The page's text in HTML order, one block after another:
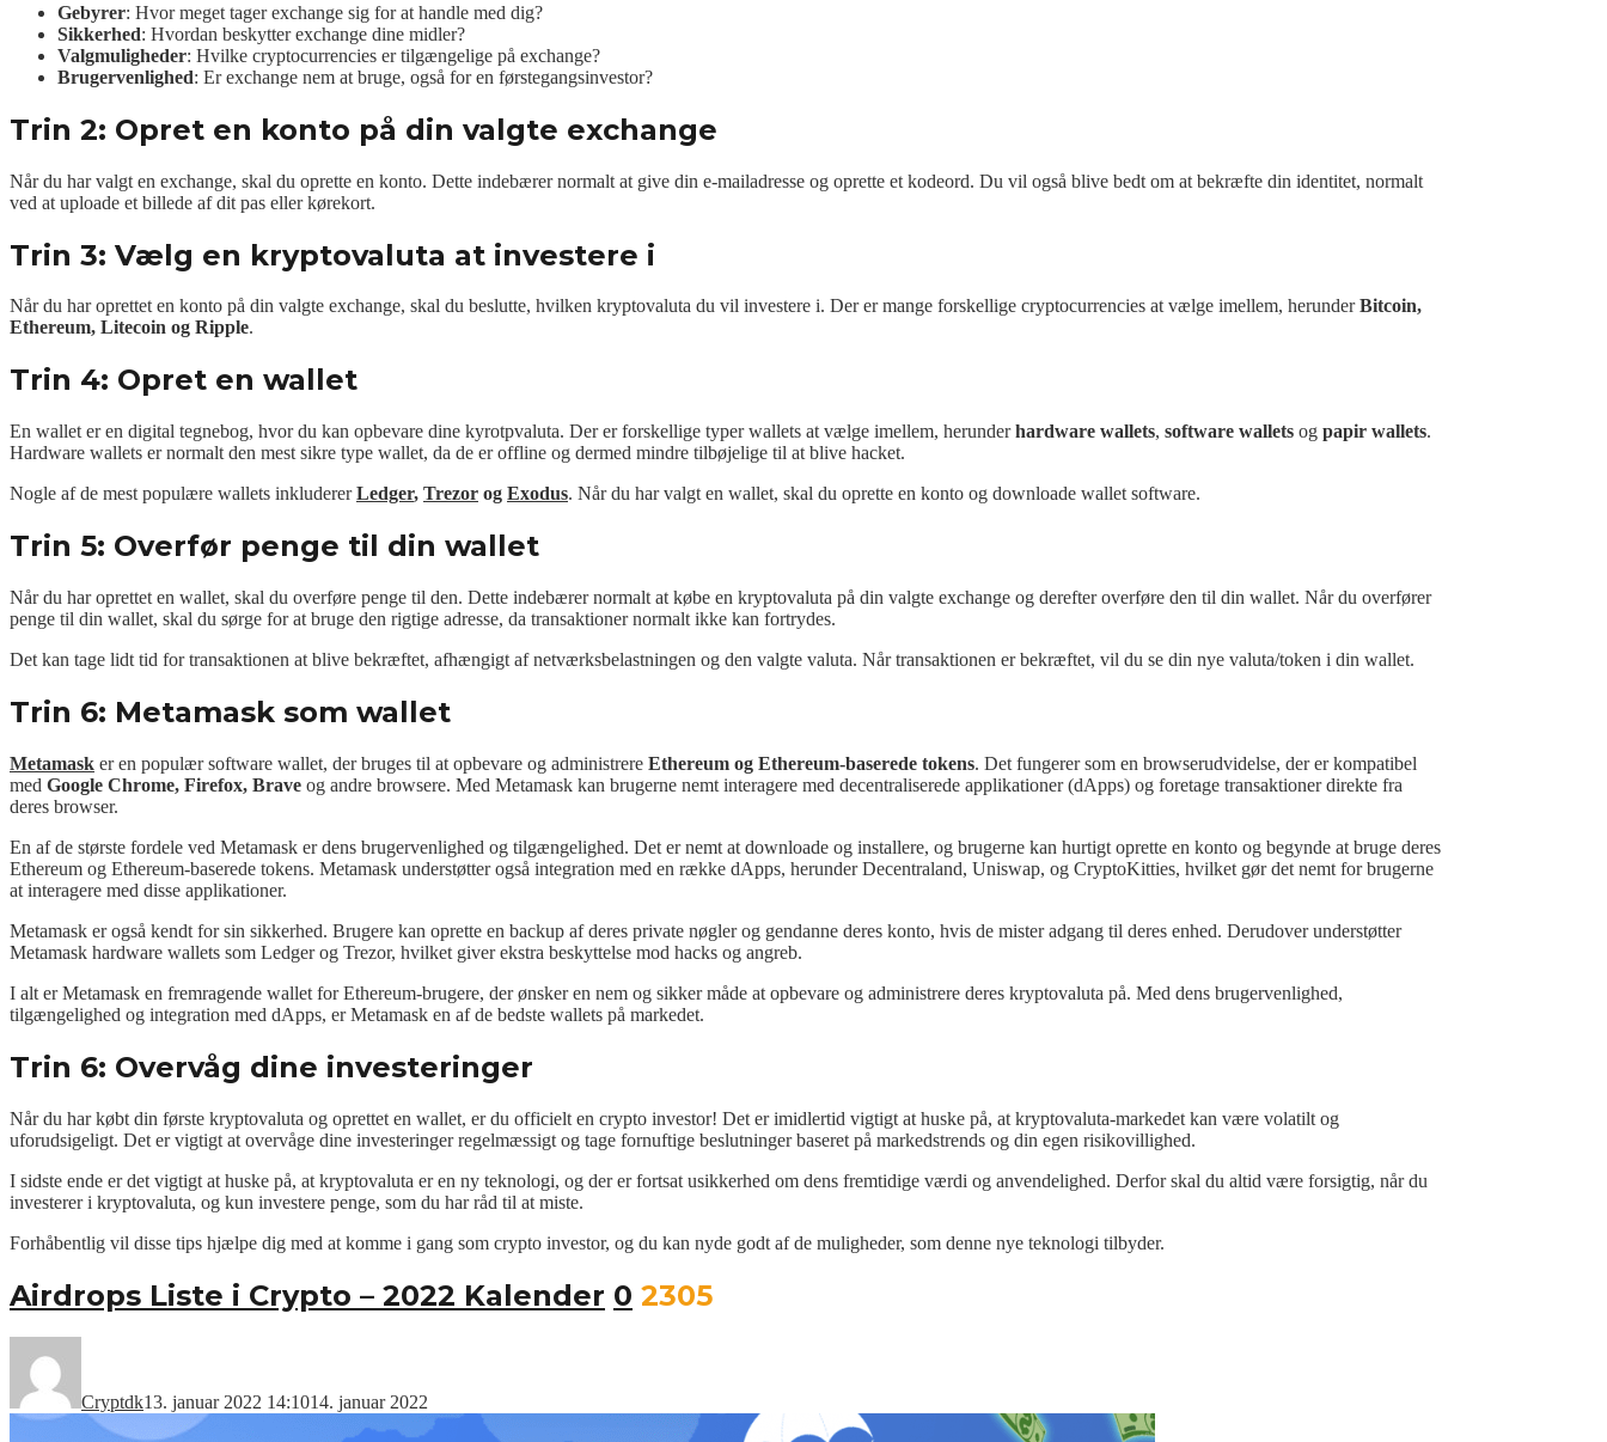
Gebyrer: Hvor meget tager exchange sig for at handle med dig?
Sikkerhed: Hvordan beskytter exchange dine midler?
Valgmuligheder: Hvilke cryptocurrencies er tilgængelige på exchange?
Brugervenlighed: Er exchange nem at bruge, også for en førstegangsinvestor?
Trin 2: Opret en konto på din valgte exchange
Når du har valgt en exchange, skal du oprette en konto. Dette indebærer normalt at give din e-mailadresse og oprette et kodeord. Du vil også blive bedt om at bekræfte din identitet, normalt
ved at uploade et billede af dit pas eller kørekort.
Trin 3: Vælg en kryptovaluta at investere i
Når du har oprettet en konto på din valgte exchange, skal du beslutte, hvilken kryptovaluta du vil investere i. Der er mange forskellige cryptocurrencies at vælge imellem, herunderBitcoin,
Ethereum, Litecoin og Ripple.
Trin 4: Opret en wallet
En wallet er en digital tegnebog, hvor du kan opbevare dine kyrotpvaluta. Der er forskellige typer wallets at vælge imellem, herunderhardware wallets, software wallets og papir wallets.
Hardware wallets er normalt den mest sikre type wallet, da de er offline og dermed mindre tilbøjelige til at blive hacket.
Nogle af de mest populære wallets inkludererLedger, Trezor og Exodus. Når du har valgt en wallet, skal du oprette en konto og downloade wallet software.
Trin 5: Overfør penge til din wallet
Når du har oprettet en wallet, skal du overføre penge til den. Dette indebærer normalt at købe en kryptovaluta på din valgte exchange og derefter overføre den til din wallet. Når du overfører
penge til din wallet, skal du sørge for at bruge den rigtige adresse, da transaktioner normalt ikke kan fortrydes.
Det kan tage lidt tid for transaktionen at blive bekræftet, afhængigt af netværksbelastningen og den valgte valuta. Når transaktionen er bekræftet, vil du se din nye valuta/token i din wallet.
Trin 6: Metamask som wallet
Metamask er en populær software wallet, der bruges til at opbevare og administrere Ethereum og Ethereum-baserede tokens. Det fungerer som en browserudvidelse, der er kompatibel
med Google Chrome, Firefox, Brave og andre browsere. Med Metamask kan brugerne nemt interagere med decentraliserede applikationer (dApps) og foretage transaktioner direkte fra
deres browser.
En af de største fordele ved Metamask er dens brugervenlighed og tilgængelighed. Det er nemt at downloade og installere, og brugerne kan hurtigt oprette en konto og begynde at bruge deres
Ethereum og Ethereum-baserede tokens. Metamask understøtter også integration med en række dApps, herunder Decentraland, Uniswap, og CryptoKitties, hvilket gør det nemt for brugerne
at interagere med disse applikationer.
Metamask er også kendt for sin sikkerhed. Brugere kan oprette en backup af deres private nøgler og gendanne deres konto, hvis de mister adgang til deres enhed. Derudover understøtter
Metamask hardware wallets som Ledger og Trezor, hvilket giver ekstra beskyttelse mod hacks og angreb.
I alt er Metamask en fremragende wallet for Ethereum-brugere, der ønsker en nem og sikker måde at opbevare og administrere deres kryptovaluta på. Med dens brugervenlighed,
tilgængelighed og integration med dApps, er Metamask en af de bedste wallets på markedet.
Trin 6: Overvåg dine investeringer
Når du har købt din første kryptovaluta og oprettet en wallet, er du officielt en crypto investor! Det er imidlertid vigtigt at huske på, at kryptovaluta-markedet kan være volatilt og
uforudsigeligt. Det er vigtigt at overvåge dine investeringer regelmæssigt og tage fornuftige beslutninger baseret på markedstrends og din egen risikovillighed.
I sidste ende er det vigtigt at huske på, at kryptovaluta er en ny teknologi, og der er fortsat usikkerhed om dens fremtidige værdi og anvendelighed. Derfor skal du altid være forsigtig, når du
investerer i kryptovaluta, og kun investere penge, som du har råd til at miste.
Forhåbentlig vil disse tips hjælpe dig med at komme i gang som crypto investor, og du kan nyde godt af de muligheder, som denne nye teknologi tilbyder.
Airdrops Liste i Crypto – 2022 Kalender 0 2305
Cryptdk13. januar 2022 14:1014. januar 2022